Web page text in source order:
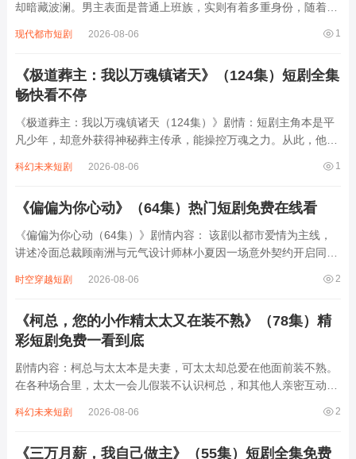
却暗藏波澜。男主表面是普通上班族，实则有着多重身份，随着剧
拥有超强的商业头脑和非凡的身手。女主在发现这些秘密的过程
1
现代都市短剧 2026-08-06
《极道葬主：我以万魂镇诸天》（124集）短剧全集
畅快看不停
《极道葬主：我以万魂镇诸天（124集）》剧情：短剧主角本是平
凡少年，却意外获得神秘葬主传承，能操控万魂之力。从此，他踏
他凭借万魂镇压一切，从弱小逐步成长为强大存在。其间，他结识
1
科幻未来短剧 2026-08-06
《偏偏为你心动》（64集）热门短剧免费在线看
《偏偏为你心动（64集）》剧情内容： 该剧以都市爱情为主线，
讲述冷面总裁顾南洲与元气设计师林小夏因一场意外契约开启同居
与顾南洲签订假结婚协议，却在朝夕相处中逐渐发现他冰冷外表下
2
时空穿越短剧 2026-08-06
《柯总，您的小作精太太又在装不熟》（78集）精
彩短剧免费一看到底
剧情内容：柯总与太太本是夫妻，可太太却总爱在他面前装不熟。
在各种场合里，太太一会儿假装不认识柯总，和其他人亲密互动，
经意间又流露出对他的在意。柯总一边配合太太的小把戏，一边暗
2
科幻未来短剧 2026-08-06
《三万月薪，我自己做主》（55集）短剧全集免费